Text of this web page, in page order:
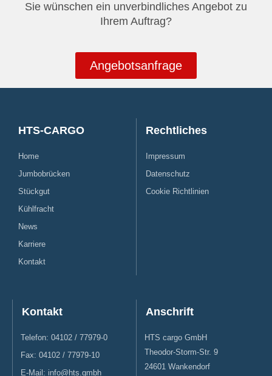
Sie wünschen ein unverbindliches Angebot zu
Ihrem Auftrag?
Angebotsanfrage
HTS-CARGO
Home
Jumbobrücken
Stückgut
Kühlfracht
News
Karriere
Kontakt
Rechtliches
Impressum
Datenschutz
Cookie Richtlinien
Kontakt
Telefon: 04102 / 77979-0
Fax: 04102 / 77979-10
E-Mail: info@hts.gmbh
Anschrift
HTS cargo GmbH
Theodor-Storm-Str. 9
24601 Wankendorf